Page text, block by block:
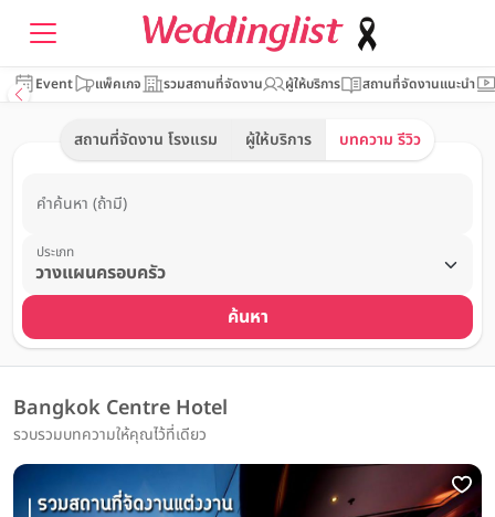
Event แพ็คเกจ รวมสถานที่จัดงาน ผู้ให้บริการ สถานที่จัดงานแนะนำ
สถานที่จัดงาน โรงแรม ผู้ให้บริการ บทความ รีวิว
คำค้นหา (ถ้ามี)
ประเภท
ค้นหา
Bangkok Centre Hotel
รวบรวมบทความให้คุณไว้ที่เดียว